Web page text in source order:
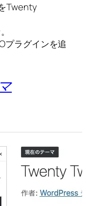
Twenty
プラグインを追